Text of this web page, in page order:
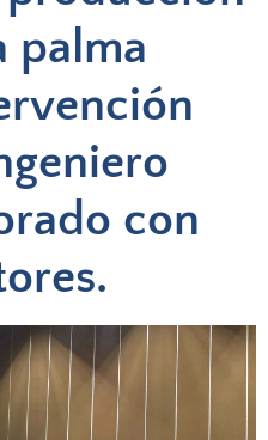
palma
con